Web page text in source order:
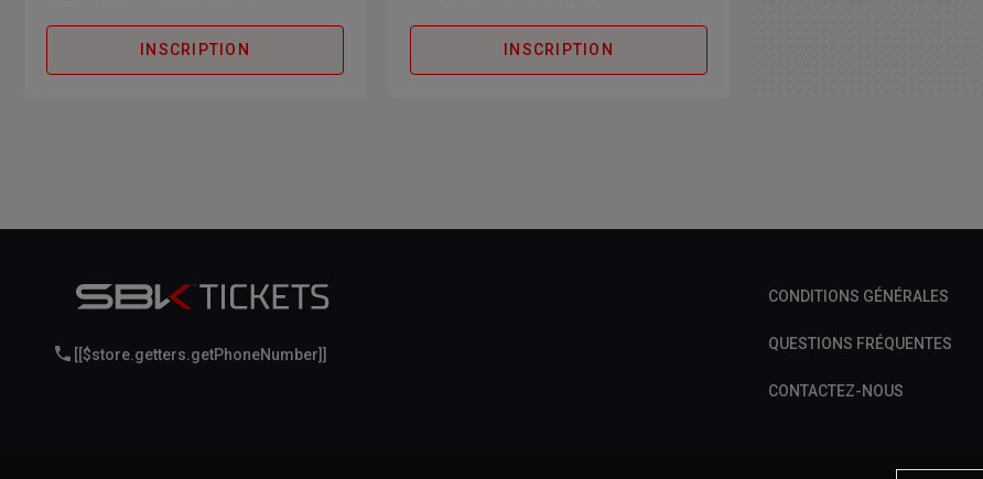
INSCRIPTION INSCRIPTION
[[$store.getters.getPhoneNumber]]
CONDITIONS GÉNÉRALES
QUESTIONS FRÉQUENTES
CONTACTEZ-NOUS